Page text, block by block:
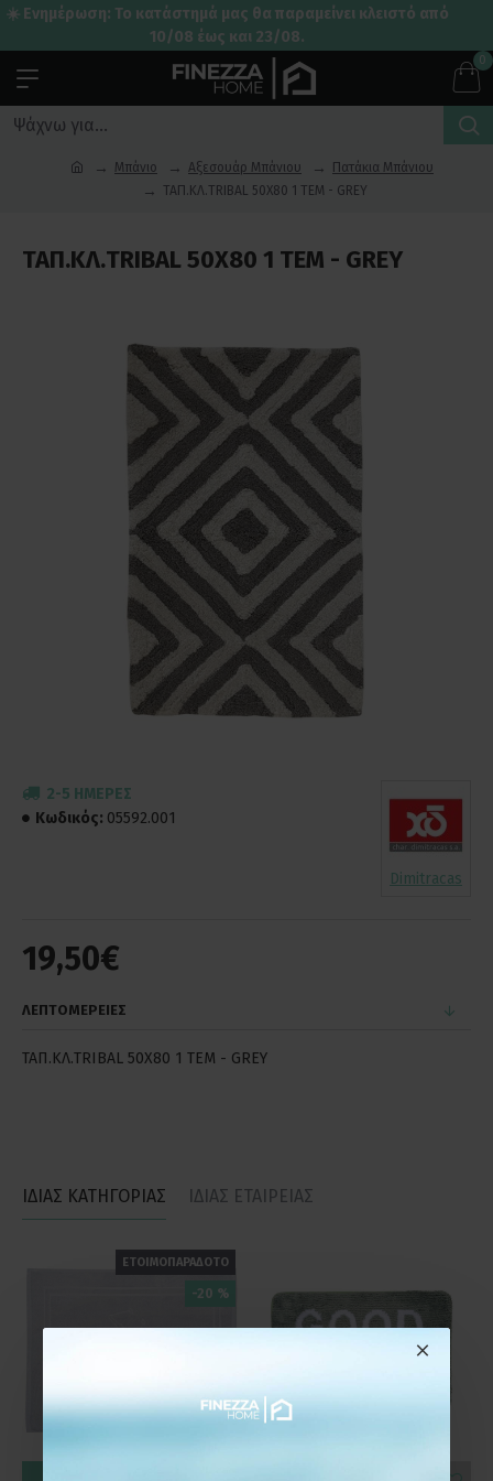
☀️ Ενημέρωση: Το κατάστημά μας θα παραμείνει κλειστό από
10/08 έως και 23/08.
0
Μπάνιο Αξεσουάρ Μπάνιου
Πατάκια Μπάνιου
ΤΑΠ.ΚΛ.TRIBAL 50X80 1 TEM - GREY
ΤΑΠ.ΚΛ.TRIBAL 50X80 1 TEM - GREY
19,50€
2-5 ΗΜΈΡΕΣ
Κωδικός: 05592.001
Dimitracas
ΛΕΠΤΟΜΕΡΕΙΕΣ
ΤΑΠ.ΚΛ.TRIBAL 50X80 1 TEM - GREY
ΙΔΙΑΣ ΚΑΤΗΓΟΡΙΑΣ ΙΔΙΑΣ ΕΤΑΙΡΕΙΑΣ
ΕΤΟΙΜΟΠΑΡΑΔΟΤΟ
-20 %